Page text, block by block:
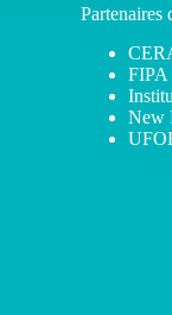
Partenaires
FIPA
New